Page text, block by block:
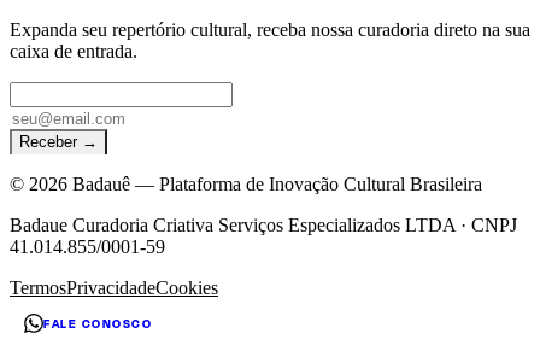
Expanda seu repertório cultural, receba nossa curadoria direto na sua
caixa de entrada.
Receber →
© 2026 Badauê — Plataforma de Inovação Cultural Brasileira
Badaue Curadoria Criativa Serviços Especializados LTDA · CNPJ
41.014.855/0001-59
TermosPrivacidadeCookies
FALE CONOSCO